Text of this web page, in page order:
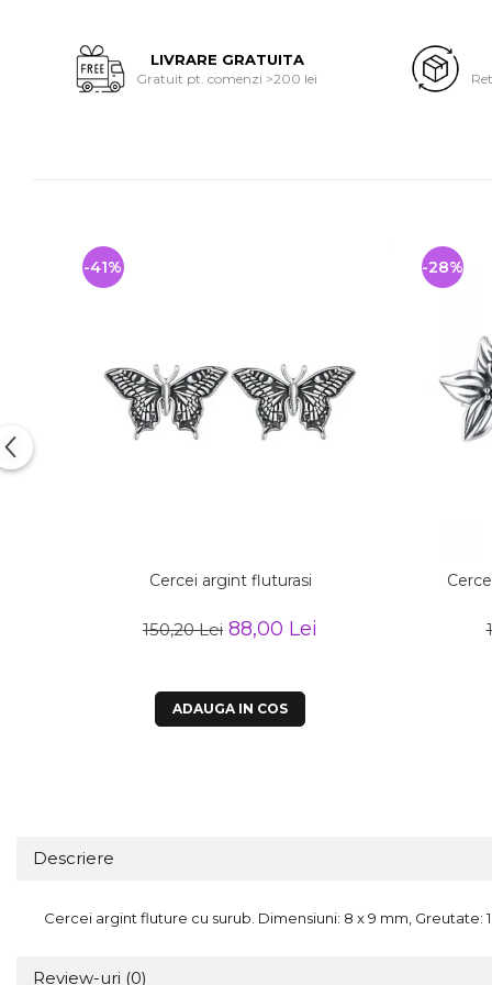
LIVRARE GRATUITA
Gratuit pt. comenzi >200 lei
Cercei argint fluturasi
150,20 Lei 88,00 Lei
-41%
ADAUGA IN COS
-28%
Descriere
Cercei argint fluture cu surub. Dimensiuni: 8 x 9 mm, Greutate:
Review-uri (0)